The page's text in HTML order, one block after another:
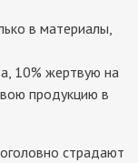
в материалы,
10% жертвую на
продукцию в
страдают